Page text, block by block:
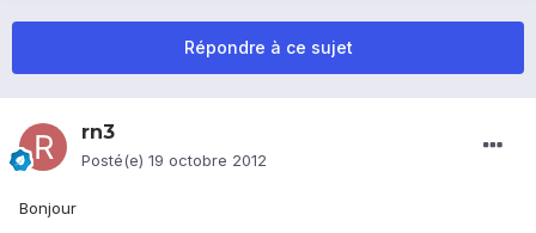
Répondre à ce sujet
rn3
Posté(e) 19 octobre 2012
Bonjour